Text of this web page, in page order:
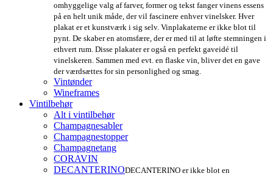
omhyggelige valg af farver, former og tekst fanger vinens essens
på en helt unik måde, der vil fascinere enhver vinelsker. Hver
plakat er et kunstværk i sig selv. Vinplakaterne er ikke blot til
pynt. De skaber en atomsfære, der er med til at løfte stemningen i
ethvert rum. Disse plakater er også en perfekt gaveidé til
vinelskeren. Sammen med evt. en flaske vin, bliver det en gave
der værdsættes for sin personlighed og smag.
Vintønder
Wineframes
Vintilbehør
Alt i vintilbehør
Champagnesabler
Champagnestopper
Champagnetang
CORAVIN
DECANTERINODECANTERINO er ikke blot en